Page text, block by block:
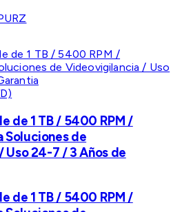
de 1 TB / 5400 RPM /
Soluciones de
24-7 / 3 Años de
de 1 TB / 5400 RPM /